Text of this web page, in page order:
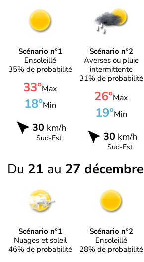
Scénario n°1
Ensoleillé
35% de probabilité
33°Max
18°Min
30km/h
Sud-Est
Scénario n°2
Averses ou pluie
intermittente
31% de probabilité
26°Max
19°Min
30km/h
Sud-Est
Du 21 au 27 décembre
Scénario n°1
Nuages et soleil
46% de probabilité
Scénario n°2
Ensoleillé
28% de probabilité